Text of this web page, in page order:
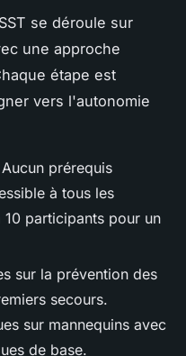
se déroule sur
une approche
étape est
vers l'autonomie
Aucun prérequis
à tous les
10 participants pour un
sur la prévention des
secours.
sur mannequins avec
de base.